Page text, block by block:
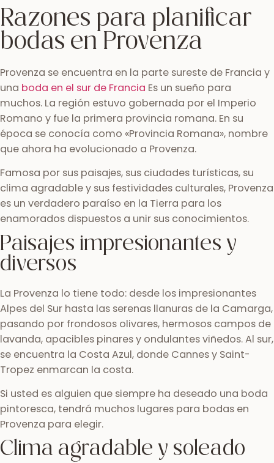
Razones para planificar
bodas en Provenza
Provenza se encuentra en la parte sureste de Francia y
una boda en el sur de Francia Es un sueño para
muchos. La región estuvo gobernada por el Imperio
Romano y fue la primera provincia romana. En su
época se conocía como «Provincia Romana», nombre
que ahora ha evolucionado a Provenza.
Famosa por sus paisajes, sus ciudades turísticas, su
clima agradable y sus festividades culturales, Provenza
es un verdadero paraíso en la Tierra para los
enamorados dispuestos a unir sus conocimientos.
Paisajes impresionantes y
diversos
La Provenza lo tiene todo: desde los impresionantes
Alpes del Sur hasta las serenas llanuras de la Camarga,
pasando por frondosos olivares, hermosos campos de
lavanda, apacibles pinares y ondulantes viñedos. Al sur,
se encuentra la Costa Azul, donde Cannes y Saint-
Tropez enmarcan la costa.
Si usted es alguien que siempre ha deseado una boda
pintoresca, tendrá muchos lugares para bodas en
Provenza para elegir.
Clima agradable y soleado